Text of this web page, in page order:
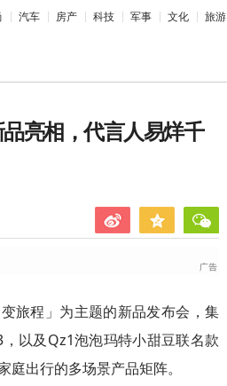
汽车 房产 科技 军事 文化 旅游
亮相，代言人易烊千
旅程」为主题的新品发布会，集
以及Qz1泡泡玛特小甜豆联名款
出行的多场景产品矩阵。